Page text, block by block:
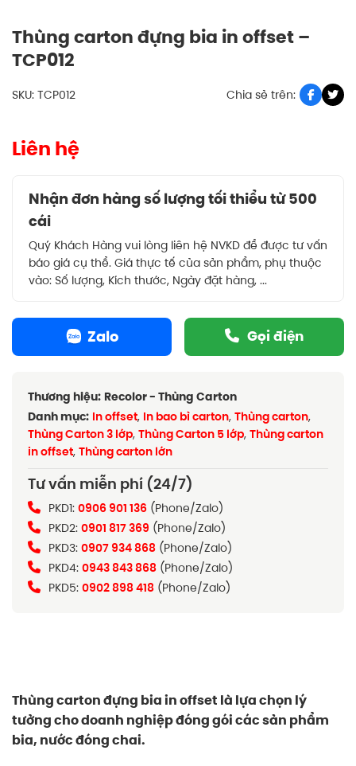
Thùng carton đựng bia in offset –
TCP012
SKU: TCP012 Chia sẻ trên:
Liên hệ
Nhận đơn hàng số lượng tối thiểu từ 500
cái
Quý Khách Hàng vui lòng liên hệ NVKD để được tư vấn
báo giá cụ thể. Giá thực tế của sản phẩm, phụ thuộc
vào: Số lượng, Kích thước, Ngày đặt hàng, ...
Zalo Gọi điện
Thương hiệu: Recolor - Thùng Carton
Danh mục: In offset, In bao bì carton, Thùng carton,
Thùng Carton 3 lớp, Thùng Carton 5 lớp, Thùng carton
in offset, Thùng carton lớn
Tư vấn miễn phí (24/7)
PKD1: 0906 901 136 (Phone/Zalo)
PKD2: 0901 817 369 (Phone/Zalo)
PKD3: 0907 934 868 (Phone/Zalo)
PKD4: 0943 843 868 (Phone/Zalo)
PKD5: 0902 898 418 (Phone/Zalo)
Thùng carton đựng bia in offset là lựa chọn lý
tưởng cho doanh nghiệp đóng gói các sản phẩm
bia, nước đóng chai.